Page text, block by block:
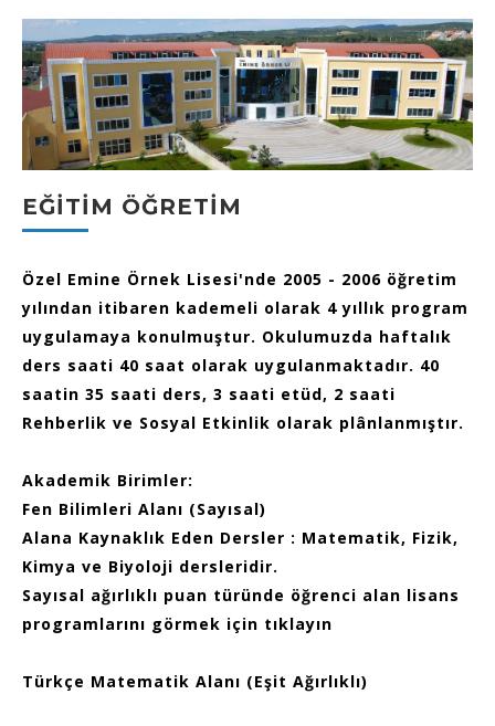
EĞITIM ÖĞRETIM
Özel Emine Örnek Lisesi'nde 2005 - 2006 öğretim
yılından itibaren kademeli olarak 4 yıllık program
uygulamaya konulmuştur. Okulumuzda haftalık
ders saati 40 saat olarak uygulanmaktadır. 40
saatin 35 saati ders, 3 saati etüd, 2 saati
Rehberlik ve Sosyal Etkinlik olarak plânlanmıştır.
Akademik Birimler:
Fen Bilimleri Alanı (Sayısal)
Alana Kaynaklık Eden Dersler : Matematik, Fizik,
Kimya ve Biyoloji dersleridir.
Sayısal ağırlıklı puan türünde öğrenci alan lisans
programlarını görmek için tıklayın
Türkçe Matematik Alanı (Eşit Ağırlıklı)